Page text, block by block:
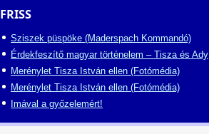
FRISS
Sziszek püspöke (Maderspach Kommandó)
Érdekfeszítő magyar történelem – Tisza és Ady
Merénylet Tisza István ellen (Fotómédia)
Merénylet Tisza István ellen (Fotómédia)
Imával a győzelemért!